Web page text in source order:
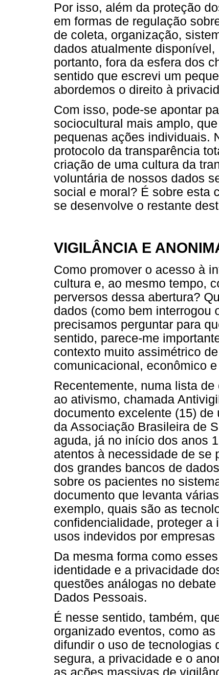
Por isso, além da proteção
em formas de regulação
de coleta, organização,
dados atualmente
portanto, fora da esfera dos
sentido que escrevi um
abordemos o direito à
Com isso, pode-se apontar
sociocultural mais amplo,
pequenas ações individuais.
protocolo da transparência
criação de uma cultura da
voluntária de nossos dados
social e moral? É sobre esta
se desenvolve o restante
VIGILÂNCIA E
Como promover o acesso à
cultura e, ao mesmo tempo,
perversos dessa abertura?
dados (como bem interrogou
precisamos perguntar para
sentido, parece-me
contexto muito assimétrico
comunicacional, econômico
Recentemente, numa lista
ao ativismo, chamada
documento excelente (15)
da Associação Brasileira de
aguda, já no início dos anos
atentos à necessidade de se
dos grandes bancos de
sobre os pacientes no
documento que levanta
exemplo, quais são as
confidencialidade, proteger
usos indevidos por
Da mesma forma como
identidade e a privacidade
questões análogas no
Dados Pessoais.
É nesse sentido, também,
organizado eventos, como
difundir o uso de tecnologias
segura, a privacidade e o